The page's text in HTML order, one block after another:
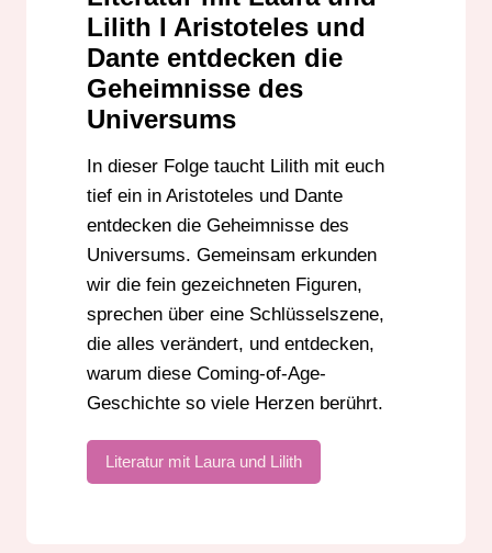
Lilith I Aristoteles und
Dante entdecken die
Geheimnisse des
Universums
In dieser Folge taucht Lilith mit euch
tief ein in Aristoteles und Dante
entdecken die Geheimnisse des
Universums. Gemeinsam erkunden
wir die fein gezeichneten Figuren,
sprechen über eine Schlüsselszene,
die alles verändert, und entdecken,
warum diese Coming-of-Age-
Geschichte so viele Herzen berührt.
Literatur mit Laura und Lilith